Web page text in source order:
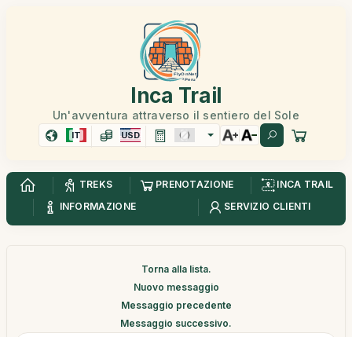
Inca Trail
Un'avventura attraverso il sentiero del Sole
IT USD
TREKS PRENOTAZIONE
INCA TRAIL
INFORMAZIONE
SERVIZIO CLIENTI
Torna alla lista.
Nuovo messaggio
Messaggio precedente
Messaggio successivo.